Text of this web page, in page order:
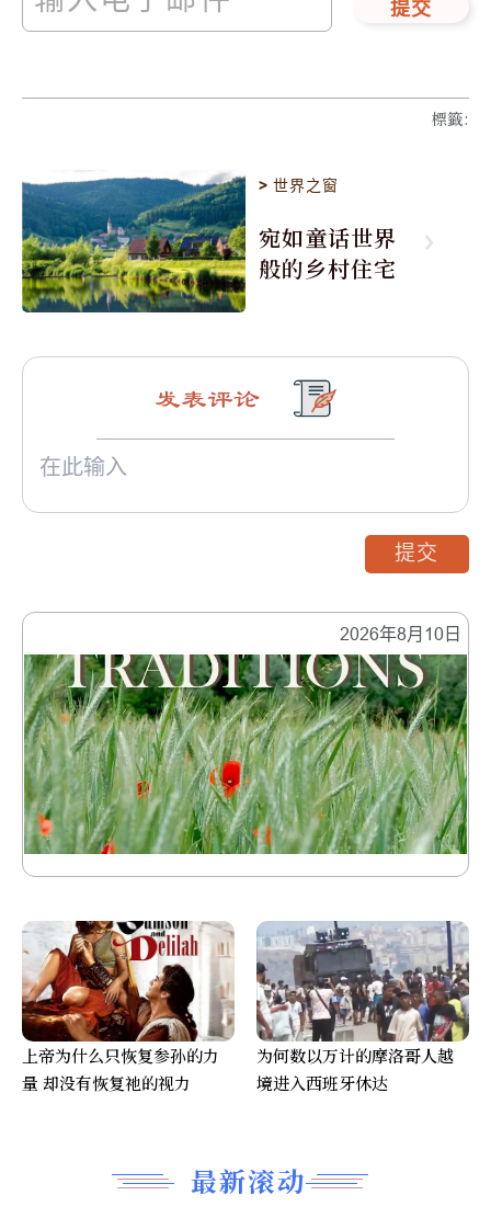
提交
標籤:
>世界之窗
宛如童话世界
般的乡村住宅
2026年8月10日
最新滚动
发表评论
提交
上帝为什么只恢复参孙的力
量 却没有恢复祂的视力
为何数以万计的摩洛哥人越
境进入西班牙休达